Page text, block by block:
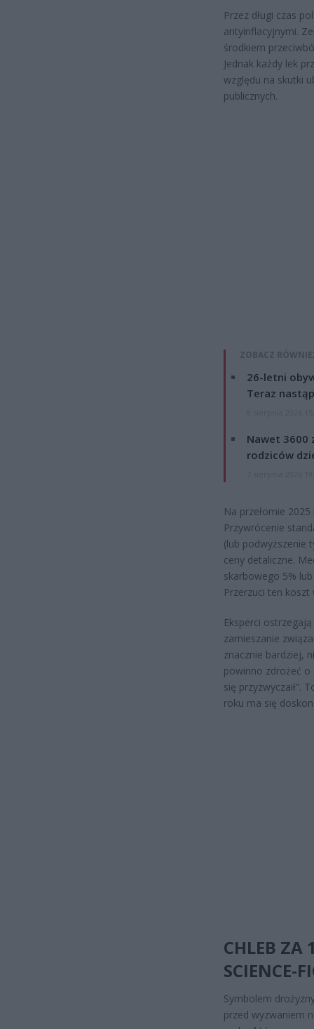
Przez długi czas
antyinflacyjnymi.
środkiem
Jednak każdy lek
względu na skutki
publicznych.
ZOBACZ
26-letni
Teraz
Nawet 3600
rodziców
Na przełomie
Przywrócenie
(lub podwyższenie
ceny detaliczne.
skarbowego 5%
Przerzuci ten koszt
Eksperci
zamieszanie
znacznie bardziej,
powinno zdrożeć
się przyzwyczaił”.
roku ma się
CHLEB ZA
SCIENCE-
Symbolem
przed wyzwaniem